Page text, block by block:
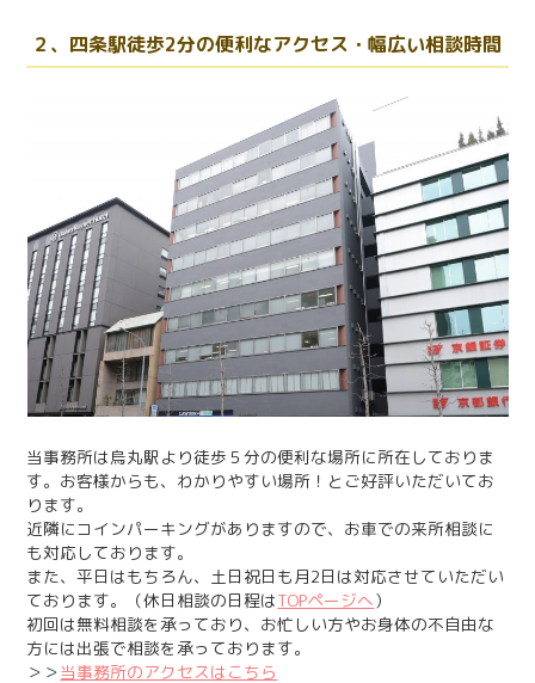
２、四条駅徒歩2分の便利なアクセス・幅広い相談時間
当事務所は烏丸駅より徒歩５分の便利な場所に所在しておりま
す。お客様からも、わかりやすい場所！とご好評いただいてお
ります。
近隣にコインパーキングがありますので、お車での来所相談に
も対応しております。
また、平日はもちろん、土日祝日も月2日は対応させていただい
ております。（休日相談の日程はTOPページへ）
初回は無料相談を承っており、お忙しい方やお身体の不自由な
方には出張で相談を承っております。
＞＞ 当事務所のアクセスはこちら